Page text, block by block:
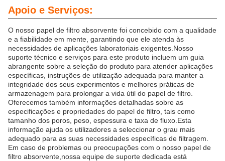
Apoio e Serviços:
O nosso papel de filtro absorvente foi concebido com a qualidade
e a fiabilidade em mente, garantindo que ele atenda às
necessidades de aplicações laboratoriais exigentes.Nosso
suporte técnico e serviços para este produto incluem um guia
abrangente sobre a seleção do produto para atender aplicações
específicas, instruções de utilização adequada para manter a
integridade dos seus experimentos e melhores práticas de
armazenagem para prolongar a vida útil do papel de filtro.
Oferecemos também informações detalhadas sobre as
especificações e propriedades do papel de filtro, tais como
tamanho dos poros, peso, espessura e taxa de fluxo.Esta
informação ajuda os utilizadores a seleccionar o grau mais
adequado para as suas necessidades específicas de filtragem.
Em caso de problemas ou preocupações com o nosso papel de
filtro absorvente,nossa equipe de suporte dedicada está